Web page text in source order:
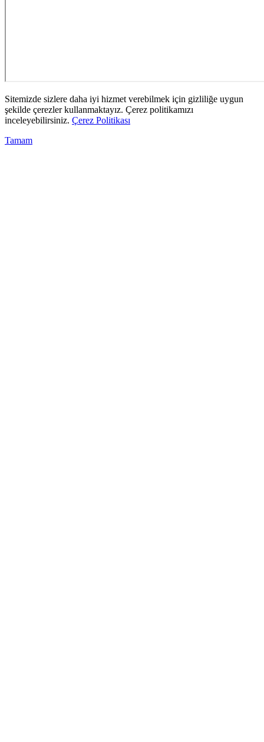
Sitemizde sizlere daha iyi hizmet verebilmek için gizliliğe uygun
şekilde çerezler kullanmaktayız. Çerez politikamızı
inceleyebilirsiniz. Çerez Politikası
Tamam